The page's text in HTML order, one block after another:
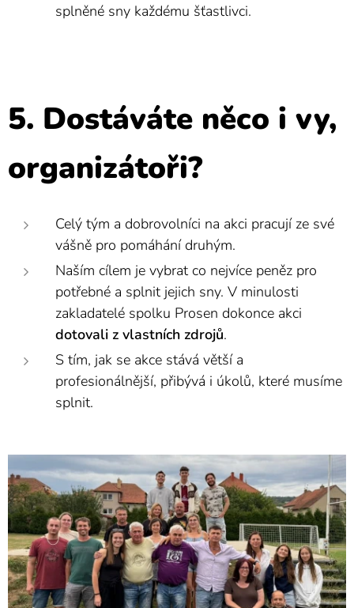
splněné sny každému šťastlivci.
5. Dostáváte něco i vy,
organizátoři?
Celý tým a dobrovolníci na akci pracují ze své
vášně pro pomáhání druhým.
Naším cílem je vybrat co nejvíce peněz pro
potřebné a splnit jejich sny. V minulosti
zakladatelé spolku Prosen dokonce akci
dotovali z vlastních zdrojů.
S tím, jak se akce stává větší a
profesionálnější, přibývá i úkolů, které musíme
splnit.